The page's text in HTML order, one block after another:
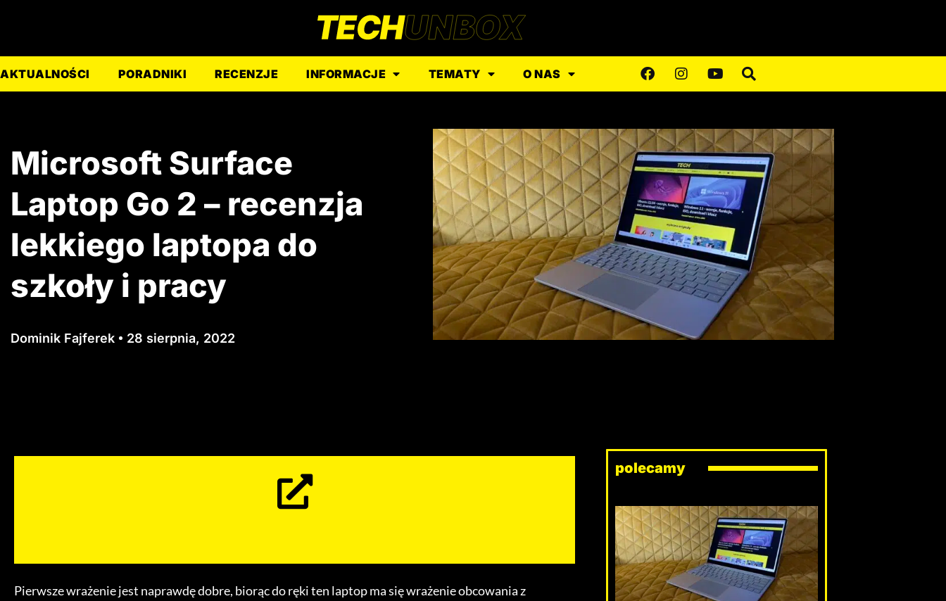
AKTUALNOŚCI PORADNIKI RECENZJE INFORMACJE TEMATY O NAS
Microsoft Surface
Laptop Go 2 – recenzja
lekkiego laptopa do
szkoły i pracy
Dominik Fajferek 28 sierpnia, 2022
Pierwsze wrażenie jest naprawdę dobre, biorąc do ręki ten laptop ma się wrażenie obcowania z
polecamy